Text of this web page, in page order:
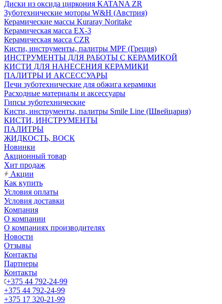
Диски из оксида циркония KATANA ZR
Зуботехнические моторы W&H (Австрия)
Керамические массы Kuraray Noritake
Керамическая масса EX-3
Керамическая масса CZR
Кисти, инструменты, палитры MPF (Греция)
ИНСТРУМЕНТЫ ДЛЯ РАБОТЫ С КЕРАМИКОЙ
КИСТИ ДЛЯ НАНЕСЕНИЯ КЕРАМИКИ
ПАЛИТРЫ И АКСЕССУАРЫ
Печи зуботехнические для обжига керамики
Расходные материалы и аксессуары
Гипсы зуботехнические
Кисти, инструменты, палитры Smile Line (Швейцария)
КИСТИ, ИНСТРУМЕНТЫ
ПАЛИТРЫ
ЖИДКОСТЬ, ВОСК
Новинки
Акционный товар
Хит продаж
Акции
Как купить
Условия оплаты
Условия доставки
Компания
О компании
О компаниях производителях
Новости
Отзывы
Контакты
Партнеры
Контакты
+375 44 792-24-99
+375 44 792-24-99
+375 17 320-21-99